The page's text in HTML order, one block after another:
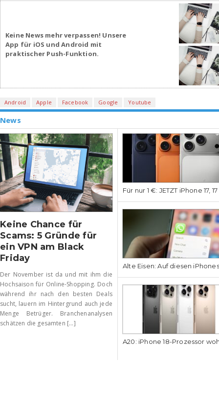
Keine News mehr verpassen! Unsere
App für iOS und Android mit
praktischer Push-Funktion.
Android Apple Facebook Google Youtube
News
Keine Chance für
Scams: 5 Gründe für
ein VPN am Black
Friday
Der November ist da und mit ihm die
Hochsaison für Online-Shopping. Doch
während ihr nach den besten Deals
sucht, lauern im Hintergrund auch jede
Menge Betrüger. Branchenanalysen
schätzen die gesamten [...]
Für nur 1 €: JETZT iPhone 17,
Alte Eisen: Auf diesen
A20: iPhone 18-Prozessor